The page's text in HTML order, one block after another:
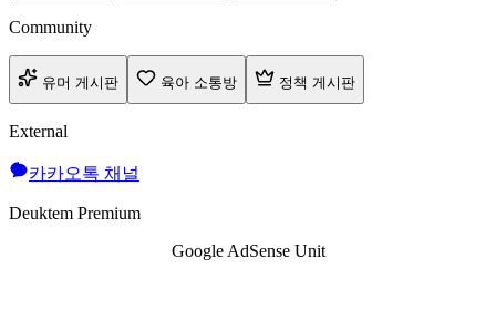
Community
유머 게시판 육아 소통방 정책 게시판
External
카카오톡 채널
Deuktem Premium
Google AdSense Unit